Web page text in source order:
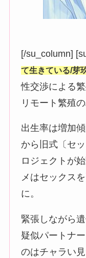
[/su_column]
て生きている/芽
性交渉による
リモート繁殖
出生率は増加
から旧式〔セ
ロジェクトが
メはセックス
に。
緊張しながら
疑似パートナ
のはチャラい